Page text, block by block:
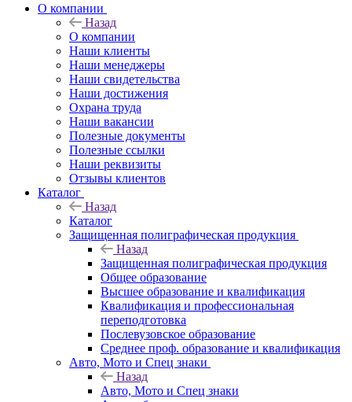
О компании
Назад
О компании
Наши клиенты
Наши менеджеры
Наши свидетельства
Наши достижения
Охрана труда
Наши вакансии
Полезные документы
Полезные ссылки
Наши реквизиты
Отзывы клиентов
Каталог
Назад
Каталог
Защищенная полиграфическая продукция
Назад
Защищенная полиграфическая продукция
Общее образование
Высшее образование и квалификация
Квалификация и профессиональная
переподготовка
Послевузовское образование
Среднее проф. образование и квалификация
Авто, Мото и Спец знаки
Назад
Авто, Мото и Спец знаки